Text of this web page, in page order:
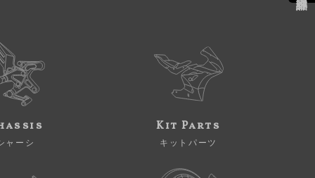
ャーシ
Kit Parts
キットパーツ